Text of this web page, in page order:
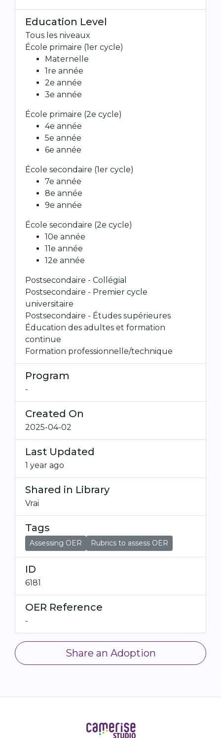
Education Level
Tous les niveaux
École primaire (1er cycle)
Maternelle
1re année
2e année
3e année
École primaire (2e cycle)
4e année
5e année
6e année
École secondaire (1er cycle)
7e année
8e année
9e année
École secondaire (2e cycle)
10e année
11e année
12e année
Postsecondaire - Collégial
Postsecondaire - Premier cycle
universitaire
Postsecondaire - Études supérieures
Éducation des adultes et formation
continue
Formation professionnelle/technique
Program
-
Created On
2025-04-02
Last Updated
1 year ago
Shared in Library
Vrai
Tags
Assessing OER Rubrics to assess OER
ID
6181
OER Reference
-
Share an Adoption